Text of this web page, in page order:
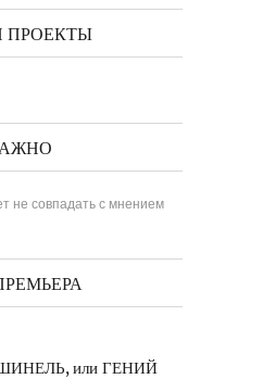
не совпадать с мнением
или ГЕНИЙ